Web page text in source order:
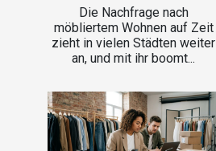
Die Nachfrage nach
möbliertem Wohnen auf Zeit
zieht in vielen Städten weiter
an, und mit ihr boomt...